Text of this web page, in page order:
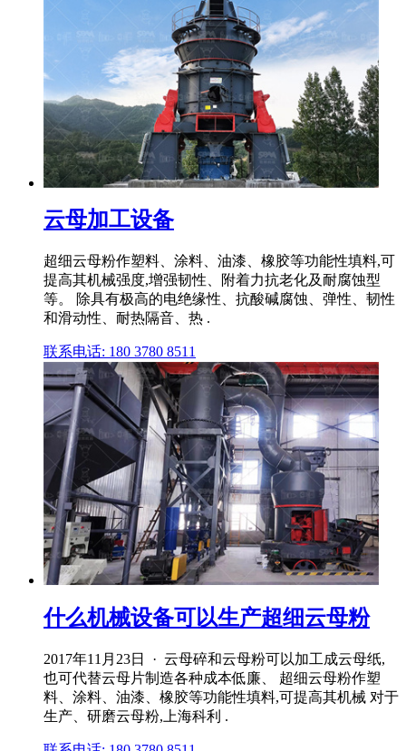
云母加工设备
超细云母粉作塑料、涂料、油漆、橡胶等功能性填料,可
提高其机械强度,增强韧性、附着力抗老化及耐腐蚀型
等。 除具有极高的电绝缘性、抗酸碱腐蚀、弹性、韧性
和滑动性、耐热隔音、热 .
联系电话: 180 3780 8511
什么机械设备可以生产超细云母粉
2017年11月23日 · 云母碎和云母粉可以加工成云母纸,
也可代替云母片制造各种成本低廉、 超细云母粉作塑
料、涂料、油漆、橡胶等功能性填料,可提高其机械 对于
生产、研磨云母粉,上海科利 .